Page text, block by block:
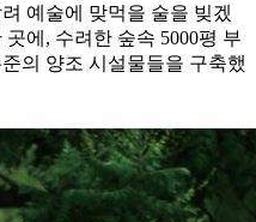
예술에 맞먹을 술을 빚겠
에, 수려한 숲속 5000평 부
의 양조 시설물들을 구축했